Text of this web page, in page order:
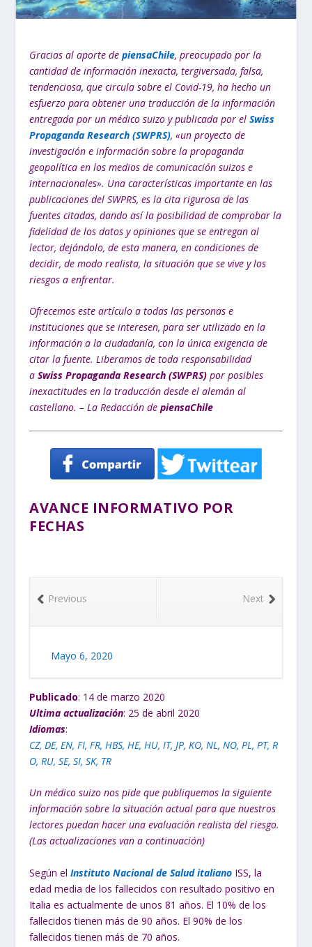
Gracias al aporte depiensaChile, preocupado por la
cantidad de información inexacta, tergiversada, falsa,
tendenciosa, que circula sobre el Covid-19, ha hecho un
esfuerzo para obtener una traducción de la información
entregada por un médico suizo y publicada por elSwiss
Propaganda Research (SWPRS), «un proyecto de
investigación e información sobre la propaganda
geopolítica en los medios de comunicación suizos e
internacionales». Una características importante en las
publicaciones del SWPRS, es la cita rigurosa de las
fuentes citadas, dando así la posibilidad de comprobar la
fidelidad de los datos y opiniones que se entregan al
lector, dejándolo, de esta manera, en condiciones de
decidir, de modo realista, la situación que se vive y los
riesgos a enfrentar.
Ofrecemos este artículo a todas las personas e
instituciones que se interesen, para ser utilizado en la
información a la ciudadanía, con la única exigencia de
citar la fuente. Liberamos de toda responsabilidad
aSwiss Propaganda Research (SWPRS) por posibles
inexactitudes en la traducción desde el alemán al
castellano. – La Redacción depiensaChile
AVANCE INFORMATIVO POR
FECHAS
Next
Previous
Mayo 6, 2020
Publicado: 14 de marzo 2020
Ultima actualización: 25 de abril 2020
Idiomas:
CZ,DE,EN,FI,FR,HBS,HE,HU,IT,JP,KO,NL,NO,PL,PT,R
O,RU,SE,SI,SK, TR
Un médico suizo nos pide que publiquemos la siguiente
información sobre la situación actual para que nuestros
lectores puedan hacer una evaluación realista del riesgo.
(Las actualizaciones van a continuación)
Según el Instituto Nacional de Salud italiano ISS, la
edad media de los fallecidos con resultado positivo en
Italia es actualmente de unos 81 años. El 10% de los
fallecidos tienen más de 90 años. El 90% de los
fallecidos tienen más de 70 años.